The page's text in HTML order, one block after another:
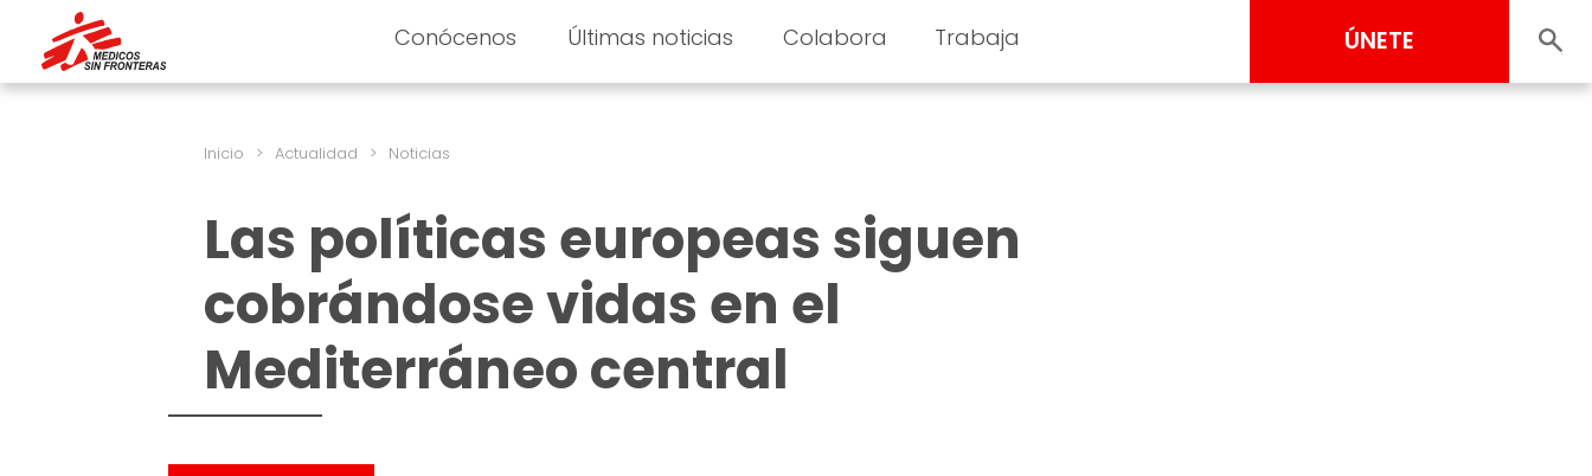
Conócenos Últimas noticias Colabora Trabaja ÚNETE
Inicio > Actualidad > Noticias
Las políticas europeas siguen
cobrándose vidas en el
Mediterráneo central